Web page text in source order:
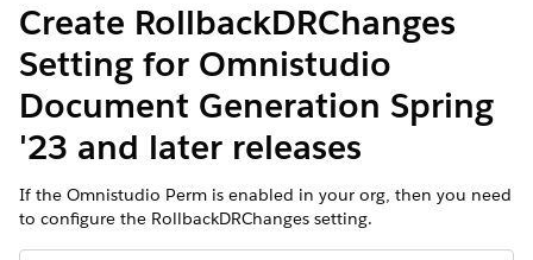
Create RollbackDRChanges
Setting for Omnistudio
Document Generation Spring
'23 and later releases
If the Omnistudio Perm is enabled in your org, then you need
to configure the RollbackDRChanges setting.